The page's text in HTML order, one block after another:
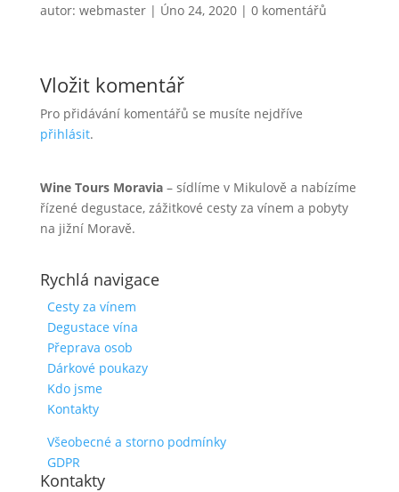
autor: webmaster| Úno 24, 2020| 0 komentářů
Vložit komentář
Pro přidávání komentářů se musíte nejdříve
přihlásit.
Wine Tours Moravia– sídlíme v Mikulově a nabízíme
řízené degustace, zážitkové cesty za vínem a pobyty
na jižní Moravě.
Rychlá navigace
Cesty za vínem
Degustace vína
Přeprava osob
Dárkové poukazy
Kdo jsme
Kontakty
Všeobecné a storno podmínky
GDPR
Kontakty